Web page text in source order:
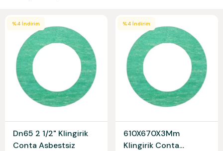
%4 İndirim
Dn65 2 1/2" Klingirik
Conta Asbestsiz
%4 İndirim
610X670X3Mm
Klingirik Conta